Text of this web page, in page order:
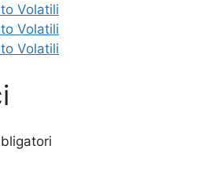
Volatili
Volatili
Volatili